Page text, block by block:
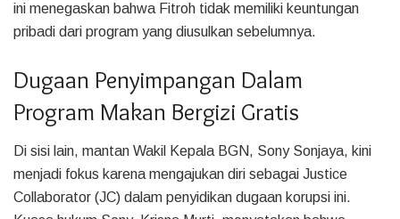
ini menegaskan bahwa Fitroh tidak memiliki keuntungan
pribadi dari program yang diusulkan sebelumnya.
Dugaan Penyimpangan Dalam
Program Makan Bergizi Gratis
Di sisi lain, mantan Wakil Kepala BGN, Sony Sonjaya, kini
menjadi fokus karena mengajukan diri sebagai Justice
Collaborator (JC) dalam penyidikan dugaan korupsi ini.